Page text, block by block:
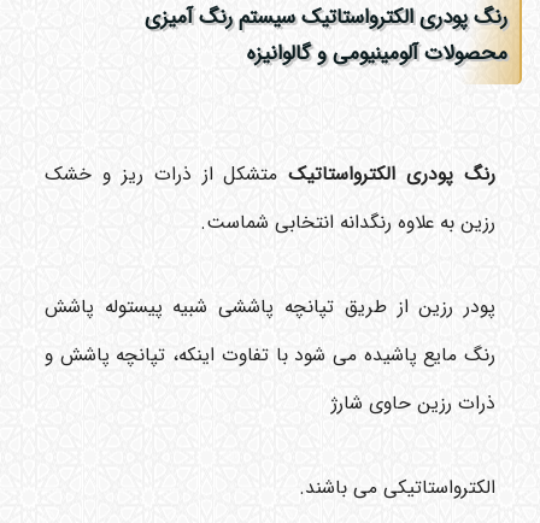
رنگ پودری الکترواستاتیک سیستم رنگ آمیزی
محصولات آلومینیومی و گالوانیزه
رنگ پودری الکترواستاتیک متشکل از ذرات ریز و خشک
رزین به علاوه رنگدانه انتخابی شماست.
پودر رزین از طریق تپانچه پاششی شبیه پیستوله پاشش
رنگ مایع پاشیده می شود با تفاوت اینکه، تپانچه پاشش و
ذرات رزین حاوی شارژ
الکترواستاتیکی می باشند.